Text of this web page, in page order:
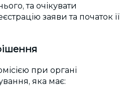
та очікувати
заяви та початок її
при органі
яка має: